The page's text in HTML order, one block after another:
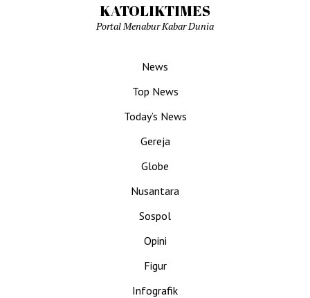
KATOLIKTIMES
Portal Menabur Kabar Dunia
News
Top News
Today’s News
Gereja
Globe
Nusantara
Sospol
Opini
Figur
Infografik